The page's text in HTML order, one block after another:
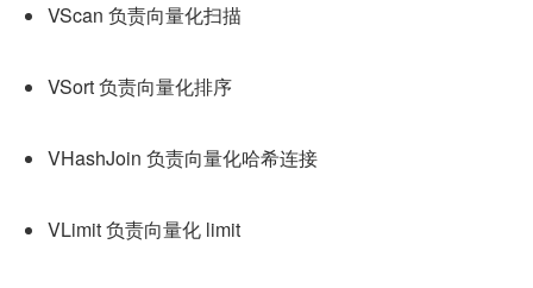
VScan 负责向量化扫描
VSort 负责向量化排序
VHashJoin 负责向量化哈希连接
VLimit 负责向量化 limit